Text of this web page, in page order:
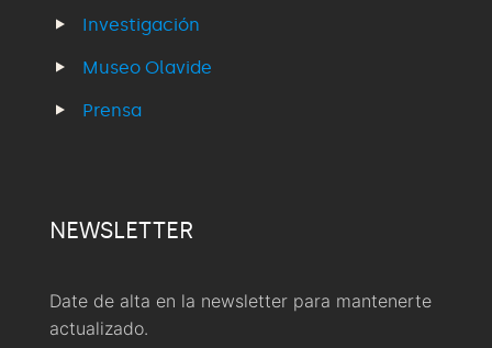
Investigación
Museo Olavide
Prensa
NEWSLETTER
Date de alta en la newsletter para mantenerte
actualizado.